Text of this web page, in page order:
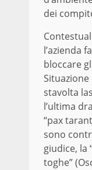
dei
l’azienda
bloccare
stavolta
l’ultima
“pax
sono
giudice, la
toghe”